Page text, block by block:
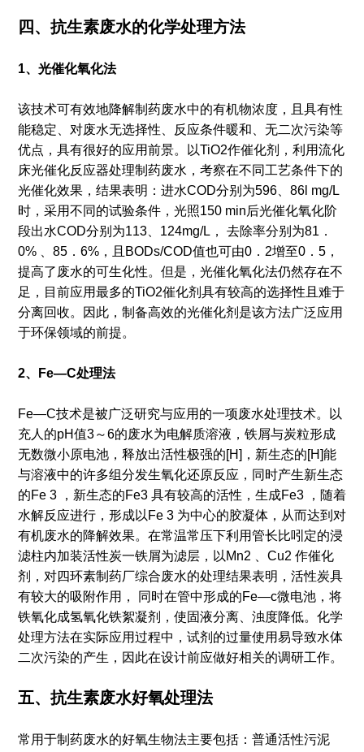
四、抗生素废水的化学处理方法
1、光催化氧化法
该技术可有效地降解制药废水中的有机物浓度，且具有性
能稳定、对废水无选择性、反应条件暖和、无二次污染等
优点，具有很好的应用前景。以TiO2作催化剂，利用流化
床光催化反应器处理制药废水，考察在不同工艺条件下的
光催化效果，结果表明：进水COD分别为596、86l mg/L
时，采用不同的试验条件，光照150 min后光催化氧化阶
段出水COD分别为113、124mg/L， 去除率分别为81．
0% 、85．6%，且BODs/COD值也可由0．2增至0．5，
提高了废水的可生化性。但是，光催化氧化法仍然存在不
足，目前应用最多的TiO2催化剂具有较高的选择性且难于
分离回收。因此，制备高效的光催化剂是该方法广泛应用
于环保领域的前提。
2、Fe—C处理法
Fe—C技术是被广泛研究与应用的一项废水处理技术。以
充人的pH值3～6的废水为电解质溶液，铁屑与炭粒形成
无数微小原电池，释放出活性极强的[H]，新生态的[H]能
与溶液中的许多组分发生氧化还原反应，同时产生新生态
的Fe 3 ，新生态的Fe3 具有较高的活性，生成Fe3 ，随着
水解反应进行，形成以Fe 3 为中心的胶凝体，从而达到对
有机废水的降解效果。在常温常压下利用管长比吲定的浸
滤柱内加装活性炭一铁屑为滤层，以Mn2 、Cu2 作催化
剂，对四环素制药厂综合废水的处理结果表明，活性炭具
有较大的吸附作用， 同时在管中形成的Fe—c微电池，将
铁氧化成氢氧化铁絮凝剂，使固液分离、浊度降低。化学
处理方法在实际应用过程中，试剂的过量使用易导致水体
二次污染的产生，因此在设计前应做好相关的调研工作。
五、抗生素废水好氧处理法
常用于制药废水的好氧生物法主要包括：普通活性污泥